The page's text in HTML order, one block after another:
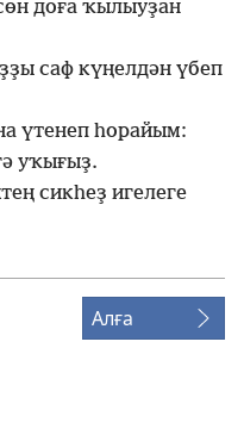
доға ҡылыуҙан
саф күңелдән үбеп
үтенеп һорайым:
уҡығыҙ.
сикһеҙ игелеге
Алға